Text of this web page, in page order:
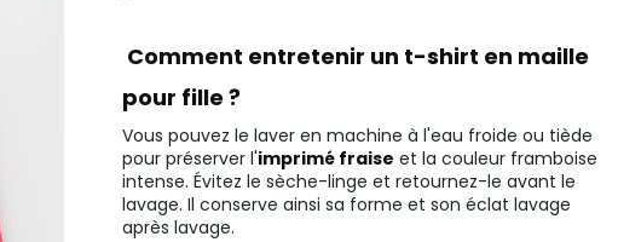
Comment entretenir un t-shirt en maille
pour fille ?
Vous pouvez le laver en machine à l'eau froide ou tiède
pour préserver l'imprimé fraise et la couleur framboise
intense. Évitez le sèche-linge et retournez-le avant le
lavage. Il conserve ainsi sa forme et son éclat lavage
après lavage.